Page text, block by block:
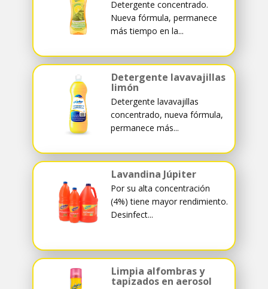
Detergente concentrado.
Nueva fórmula, permanece
más tiempo en la...
Detergente lavavajillas
limón
Detergente lavavajillas
concentrado, nueva fórmula,
permanece más...
Lavandina Júpiter
Por su alta concentración
(4%) tiene mayor rendimiento.
Desinfect...
Limpia alfombras y
tapizados en aerosol